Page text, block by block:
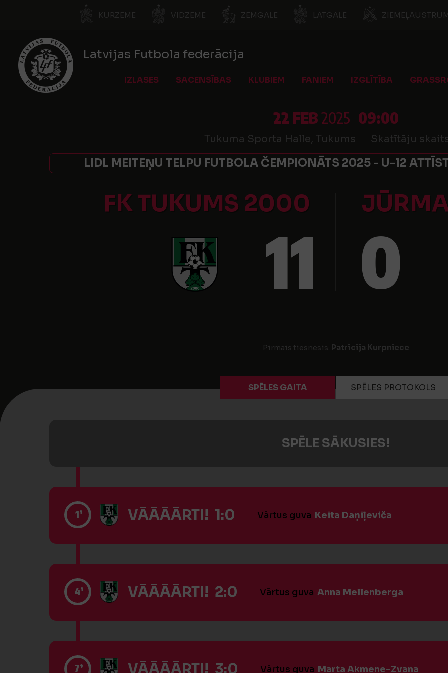
KURZEME VIDZEME ZEMGALE LATGALE
Latvijas Futbola federācija
IZLASES SACENSĪBAS KLUBIEM FANIEM IZGLĪTĪBA
22 FEB2025 09:00
Tukuma Sporta Halle, Tukums Skatītāju
LIDL MEITEŅU TELPU FUTBOLA ČEMPIONĀTS 2025 - U-12
FK TUKUMS 2000
11 0
Pirmais tiesnesis: Patrīcija Kurpniece
SPĒLES GAITA SPĒLES PROTOKOLS
SPĒLE SĀKUSIES!
1’ VĀĀĀĀRTI! 1:0 Vārtus guva Keita Daņiļeviča
4’ VĀĀĀĀRTI! 2:0 Vārtus guva Anna Mellenberga
7’ VĀĀĀĀRTI! 3:0 Vārtus guva Marta Akmene-Zvana